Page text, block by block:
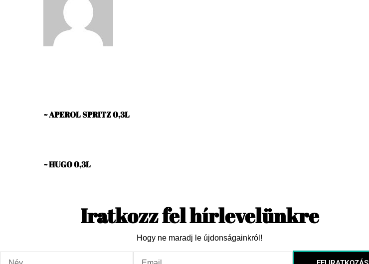
~ APEROL SPRITZ 0,3L
~ HUGO 0,3L
Iratkozz fel hírlevelünkre
Hogy ne maradj le újdonságainkról!